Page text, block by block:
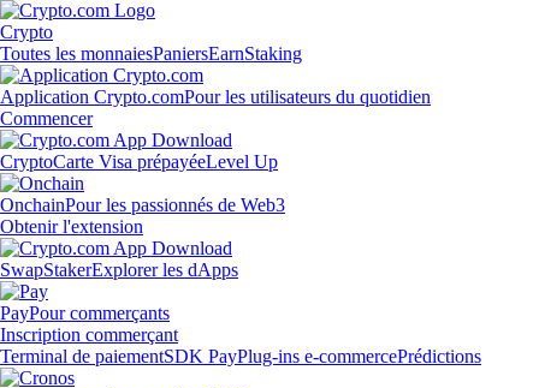
Crypto
Toutes les monnaiesPaniersEarnStaking
Application Crypto.comPour les utilisateurs du quotidien
Commencer
CryptoCarte Visa prépayéeLevel Up
OnchainPour les passionnés de Web3
Obtenir l'extension
SwapStakerExplorer les dApps
PayPour commerçants
Inscription commerçant
Terminal de paiementSDK PayPlug-ins e-commercePrédictions